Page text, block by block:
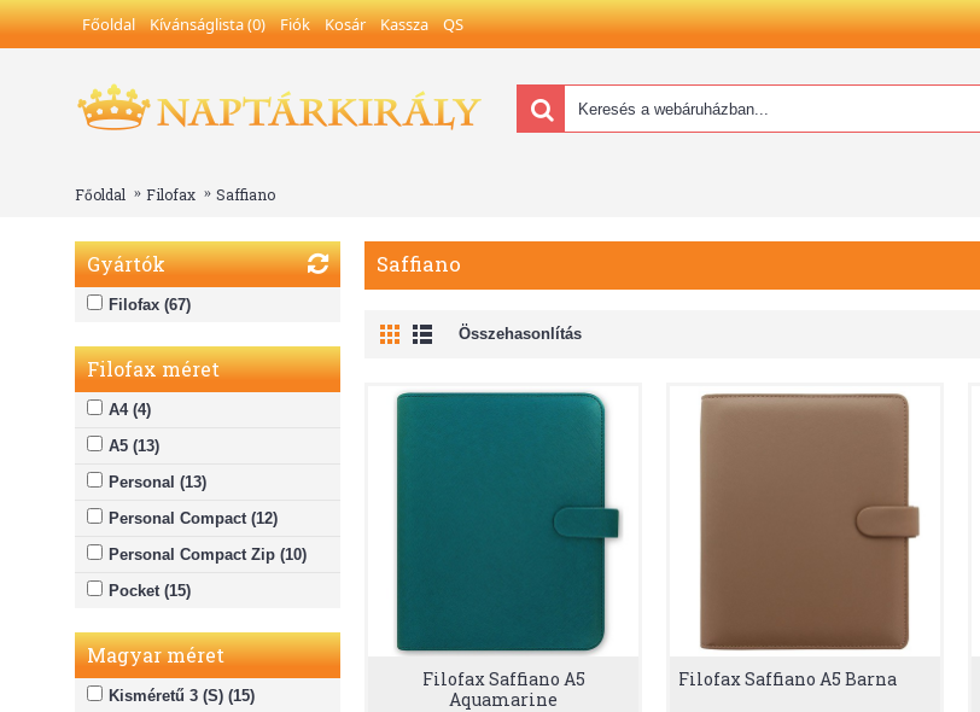
Főoldal Kívánságlista (0) Fiók Kosár Kassza QS
Főoldal Filofax Saffiano
Gyártók
Filofax (67)
Filofax méret
A4 (4)
A5 (13)
Personal (13)
Personal Compact (12)
Personal Compact Zip (10)
Pocket (15)
Magyar méret
Kisméretű 3 (S) (15)
Saffiano
Összehasonlítás
Filofax Saffiano A5
Aquamarine
Filofax Saffiano A5 Barna